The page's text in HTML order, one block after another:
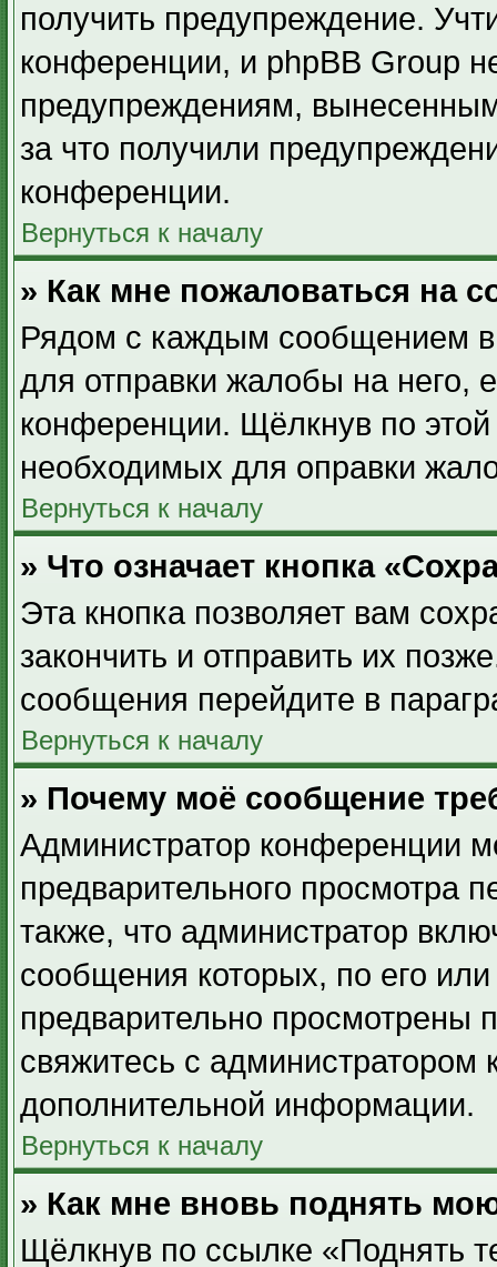
получить предупреждение.
конференции, и phpBB Group
предупреждениям,
за что получили
конференции.
Вернуться к началу
» Как мне пожаловаться на
Рядом с каждым сообщением
для отправки жалобы на него,
конференции. Щёлкнув по
необходимых для оправки
Вернуться к началу
» Что означает кнопка
Эта кнопка позволяет вам
закончить и отправить их
сообщения перейдите в
Вернуться к началу
» Почему моё сообщение
Администратор конференции
предварительного просмотра
также, что администратор
сообщения которых, по его
предварительно просмотрены
свяжитесь с
дополнительной информации.
Вернуться к началу
» Как мне вновь поднять
Щёлкнув по ссылке «Поднять